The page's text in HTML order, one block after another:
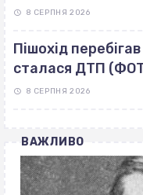
8 СЕРПНЯ 2026
Пішохід
сталася ДТП
8 СЕРПНЯ 2026
ВАЖЛИВО